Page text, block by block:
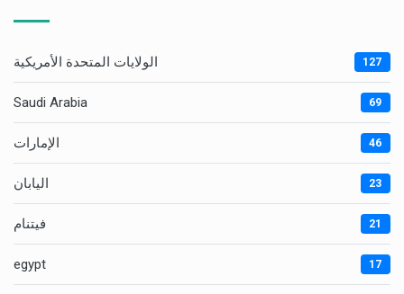
الولايات المتحدة الأمريكية 127
Saudi Arabia 69
الإمارات 46
اليابان 23
فيتنام 21
egypt 17